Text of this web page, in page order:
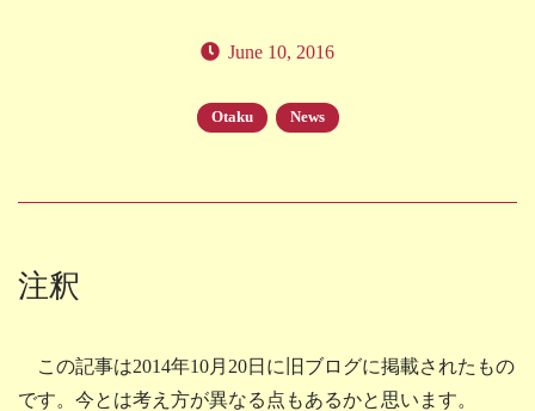
June 10, 2016
Otaku News
注釈
この記事は2014年10月20日に旧ブログに掲載されたもの
です。今とは考え方が異なる点もあるかと思います。